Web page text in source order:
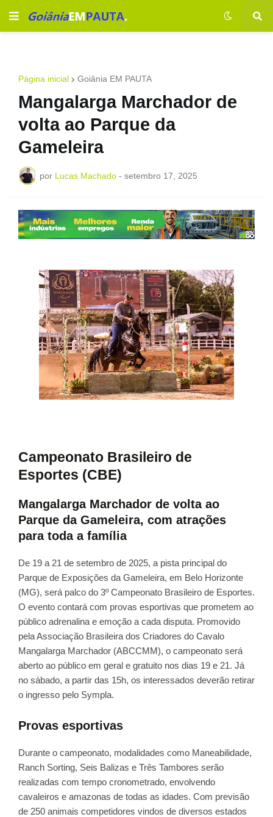
Página inicial Goiânia EM PAUTA
Mangalarga Marchador de
volta ao Parque da
Gameleira
por Lucas Machado - setembro 17, 2025
Campeonato Brasileiro de
Esportes (CBE)
Mangalarga Marchador de volta ao
Parque da Gameleira, com atrações
para toda a família
De 19 a 21 de setembro de 2025, a pista principal do
Parque de Exposições da Gameleira, em Belo Horizonte
(MG), será palco do 3º Campeonato Brasileiro de Esportes.
O evento contará com provas esportivas que prometem ao
público adrenalina e emoção a cada disputa. Promovido
pela Associação Brasileira dos Criadores do Cavalo
Mangalarga Marchador (ABCCMM), o campeonato será
aberto ao público em geral e gratuito nos dias 19 e 21. Já
no sábado, a partir das 15h, os interessados deverão retirar
o ingresso pelo Sympla.
Provas esportivas
Durante o campeonato, modalidades como Maneabilidade,
Ranch Sorting, Seis Balizas e Três Tambores serão
realizadas com tempo cronometrado, envolvendo
cavaleiros e amazonas de todas as idades. Com previsão
de 250 animais competidores vindos de diversos estados